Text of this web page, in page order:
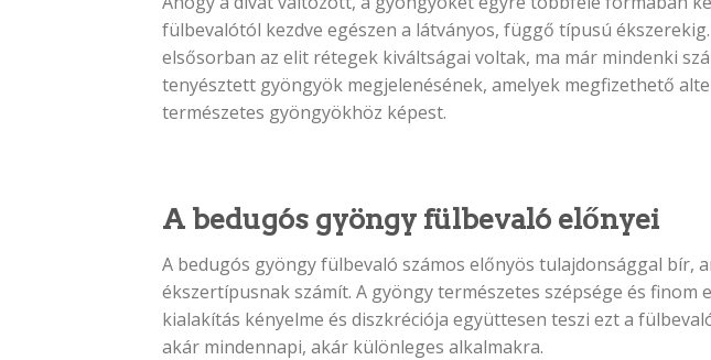
fülbevalótól kezdve egészen a látványos, függő típusú
elsősorban az elit rétegek kiváltságai voltak, ma már mindenki
tenyésztett gyöngyök megjelenésének, amelyek megfizethető
természetes gyöngyökhöz képest.
A bedugós gyöngy fülbevaló előnyei
A bedugós gyöngy fülbevaló számos előnyös tulajdonsággal bír,
ékszertípusnak számít. A gyöngy természetes szépsége és finom
kialakítás kényelme és diszkréciója együttesen teszi ezt a
akár mindennapi, akár különleges alkalmakra.